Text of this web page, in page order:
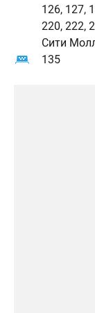
126, 127,
220, 222,
Сити
135